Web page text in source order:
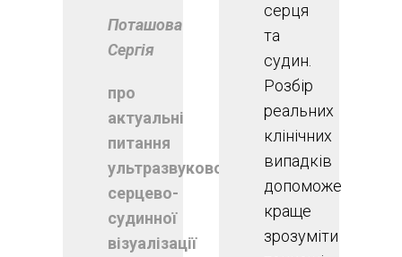
Поташова
Сергія
про
актуальні
питання
ультразвукової
серцево-
судинної
візуалізації
серця
та
судин.
Розбір
реальних
клінічних
випадків
допоможе
краще
зрозуміти